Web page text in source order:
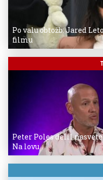
Po valu obtožb: Jared
filmu
Peter Poles delil
Na lovu